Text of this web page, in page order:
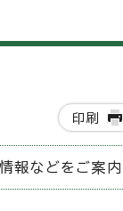
印刷
報などをご案内